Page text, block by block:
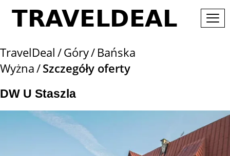
TravelDeal Góry Bańska
Wyżna Szczegóły oferty
DW U Staszla